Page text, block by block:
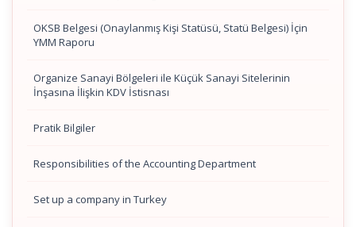
OKSB Belgesi (Onaylanmış Kişi Statüsü, Statü Belgesi) İçin
YMM Raporu
Organize Sanayi Bölgeleri ile Küçük Sanayi Sitelerinin
İnşasına İlişkin KDV İstisnası
Pratik Bilgiler
Responsibilities of the Accounting Department
Set up a company in Turkey